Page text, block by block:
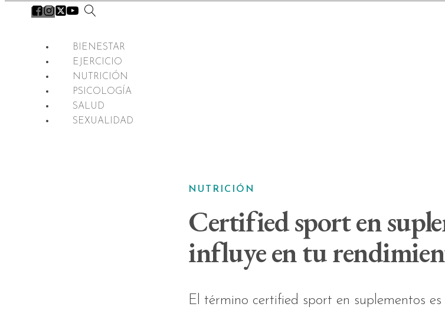
BIENESTAR
EJERCICIO
NUTRICIÓN
PSICOLOGÍA
SALUD
SEXUALIDAD
NUTRICIÓN
Certified sport en
influye en tu
El término certified sport en suplementos